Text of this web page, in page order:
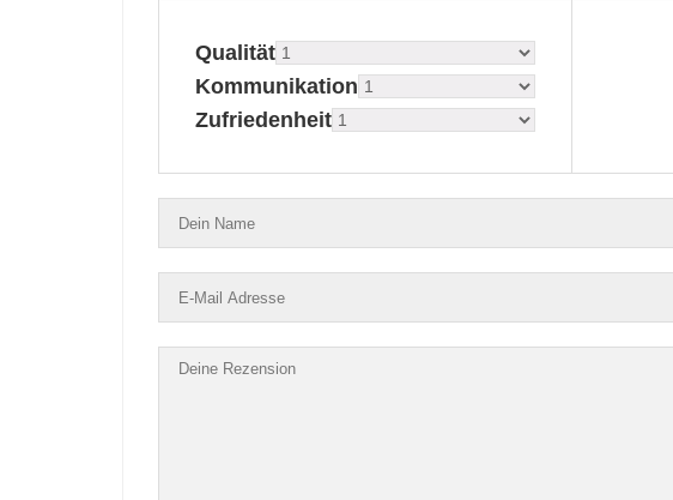
Qualität
Kommunikation
Zufriedenheit